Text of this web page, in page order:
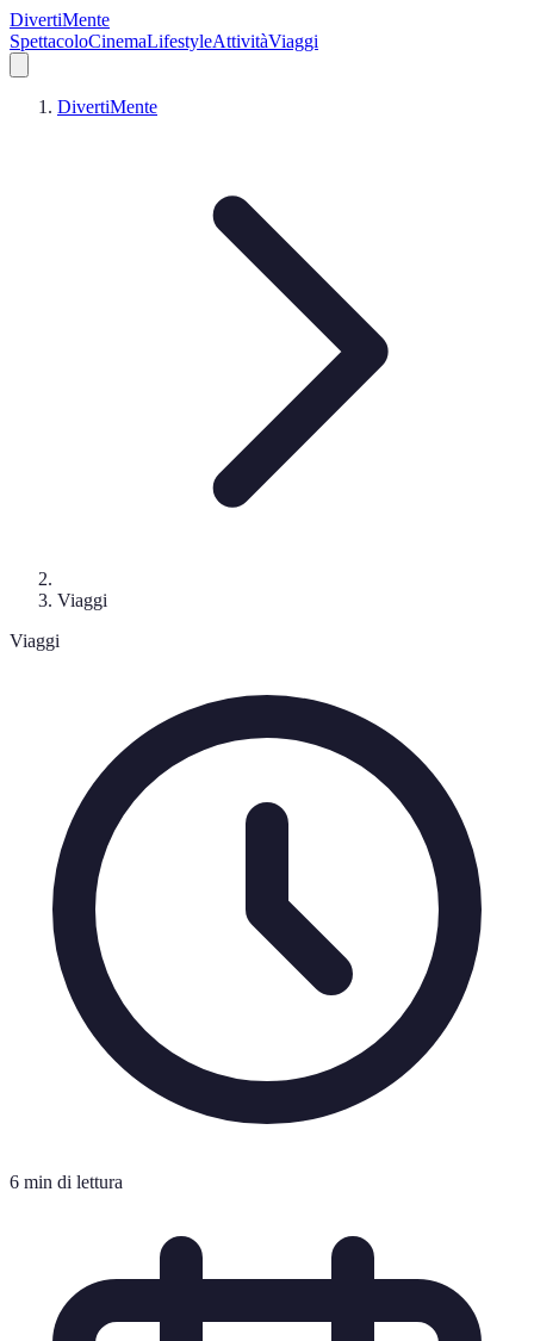
DivertiMente
SpettacoloCinemaLifestyleAttivitàViaggi
DivertiMente
Viaggi
Viaggi
6 min di lettura